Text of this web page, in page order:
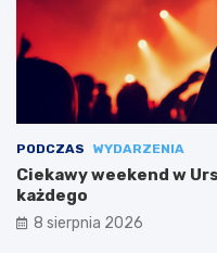
PODCZAS WYDARZENIA
Ciekawy weekend w
każdego
8 sierpnia 2026